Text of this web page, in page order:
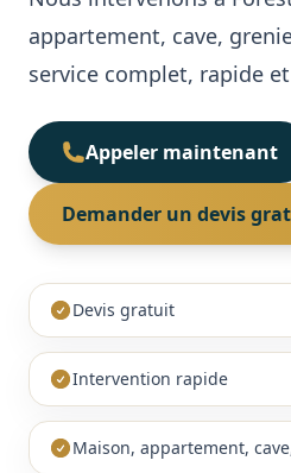
Cave / Grenier / Garage
Réalisations
Contact
appartement, cave,
service complet, rapide
Appeler maintenant
Demander un devis
Devis gratuit
Intervention rapide
Maison, appartement,